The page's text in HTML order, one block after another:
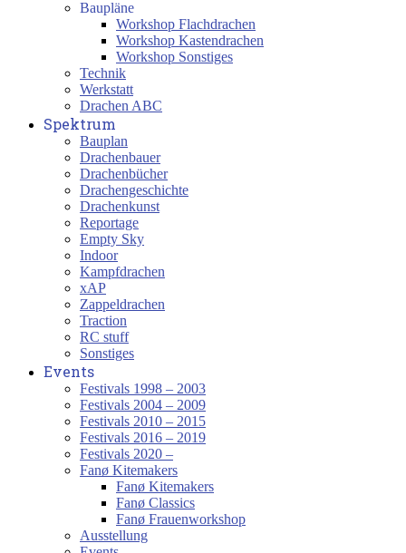
Baupläne
Workshop Flachdrachen
Workshop Kastendrachen
Workshop Sonstiges
Technik
Werkstatt
Drachen ABC
Spektrum
Bauplan
Drachenbauer
Drachenbücher
Drachengeschichte
Drachenkunst
Reportage
Empty Sky
Indoor
Kampfdrachen
xAP
Zappeldrachen
Traction
RC stuff
Sonstiges
Events
Festivals 1998 – 2003
Festivals 2004 – 2009
Festivals 2010 – 2015
Festivals 2016 – 2019
Festivals 2020 –
Fanø Kitemakers
Fanø Kitemakers
Fanø Classics
Fanø Frauenworkshop
Ausstellung